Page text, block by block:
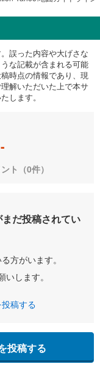
誤った内容や大げさな
な記載が含まれる可能
時点の情報であり、現
解いただいた上で本サ
します。
-
ト（0件）
だ投稿されてい
方がいます。
します。
稿する
投稿する